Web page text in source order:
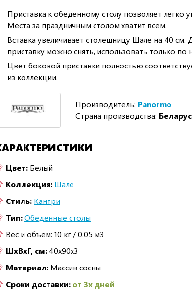
Приставка к обеденному столу позволяет легко
Места за праздничным столом хватит всем.
Вставка увеличивает столешницу Шале на 40 см.
приставку можно снять, использовать только по
Цвет боковой приставки полностью
из коллекции.
Производитель: Panormo
Страна производства:
Цвет: Белый
Коллекция: Шале
Стиль: Кантри
Тип:Обеденные столы
Вес и объем: 10 кг / 0.05 м3
ШxВxГ, см: 40x90x3
Материал: Массив сосны
Сроки доставки: от 3х дней